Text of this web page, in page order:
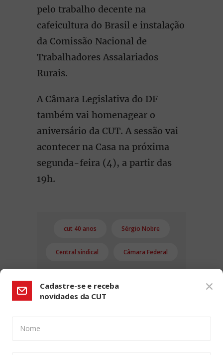
pelo trabalho decente na
cafeicultura do Brasil e instalação
da Comissão Nacional de
Trabalhadores Assalariados
Rurais.
A Câmara Legislativa do DF
também vai homenagear o
aniversário da CUT. A sessão vai
acontecer na Casa na próxima
segunda-feira (4), a partir das
19h.
cut 40 anos Sérgio Nobre
Central sindical Câmara Federal
Cadastre-se e receba
novidades da CUT
Nome